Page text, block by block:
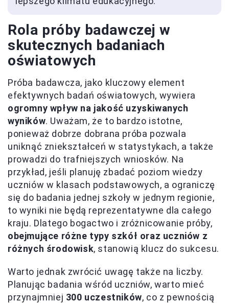
Rola próby badawczej w
skutecznych badaniach
oświatowych
Próba badawcza, jako kluczowy element
efektywnych badań oświatowych, wywiera
ogromny wpływ na jakość uzyskiwanych
wyników. Uważam, że to bardzo istotne,
ponieważ dobrze dobrana próba pozwala
uniknąć zniekształceń w statystykach, a także
prowadzi do trafniejszych wniosków. Na
przykład, jeśli planuję zbadać poziom wiedzy
uczniów w klasach podstawowych, a ograniczę
się do badania jednej szkoły w jednym regionie,
to wyniki nie będą reprezentatywne dla całego
kraju. Dlatego bogactwo i zróżnicowanie próby,
obejmujące różne typy szkół oraz uczniów z
różnych środowisk, stanowią klucz do sukcesu.
Warto jednak zwrócić uwagę także na liczby.
Planując badania wśród uczniów, warto mieć
przynajmniej 300 uczestników, co z pewnością